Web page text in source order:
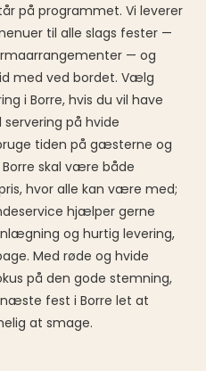
på programmet. Vi leverer
til alle slags fester —
— og
med ved bordet. Vælg
i Borre, hvis du vil have
på hvide
tiden på gæsterne og
skal være både
hvor alle kan være med;
hjælper gerne
og hurtig levering,
Med røde og hvide
på den gode stemning,
fest i Borre let at
at smage.